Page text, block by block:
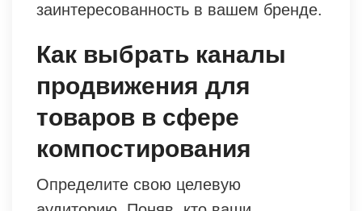
заинтересованность в вашем бренде.
Как выбрать каналы
продвижения для
товаров в сфере
компостирования
Определите свою целевую